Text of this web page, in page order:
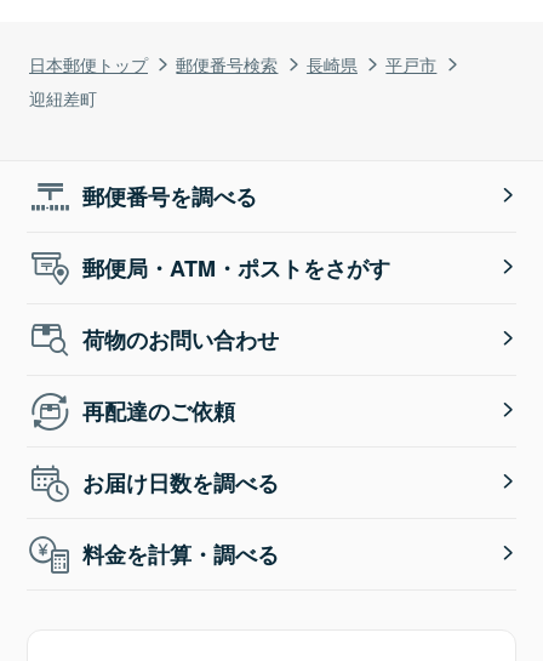
日本郵便トップ 郵便番号検索 長崎県
平戸市
迎紐差町
郵便番号を調べる
郵便局・ATM・ポストをさがす
荷物のお問い合わせ
再配達のご依頼
お届け日数を調べる
料金を計算・調べる